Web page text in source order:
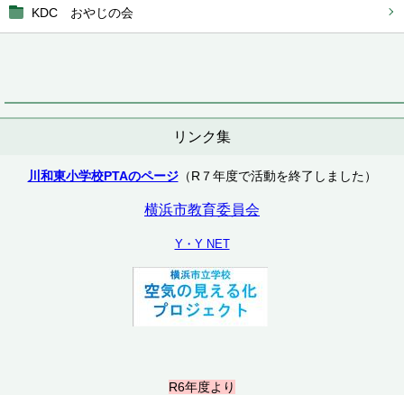
KDC おやじの会
リンク集
川和東小学校PTAのページ（R７年度で活動を終了しました）
横浜市教育委員会
Y・Y NET
R6年度より